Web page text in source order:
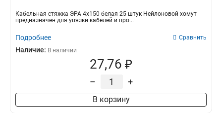
Кабельная стяжка ЭРА 4х150 белая 25 штук Нейлоновой хомут
предназначен для увязки кабелей и про...
Подробнее Сравнить
Наличие: В наличии
27,76 ₽
– +
В корзину